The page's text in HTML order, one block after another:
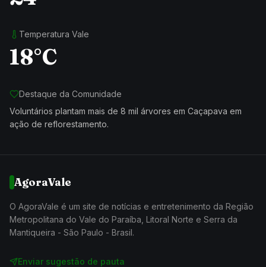
Temperatura Vale
18°C
Destaque da Comunidade
Voluntários plantam mais de 8 mil árvores em Caçapava em
ação de reflorestamento.
AgoraVale
O AgoraVale é um site de notícias e entretenimento da Região
Metropolitana do Vale do Paraíba, Litoral Norte e Serra da
Mantiqueira - São Paulo - Brasil.
Enviar sugestão de pauta